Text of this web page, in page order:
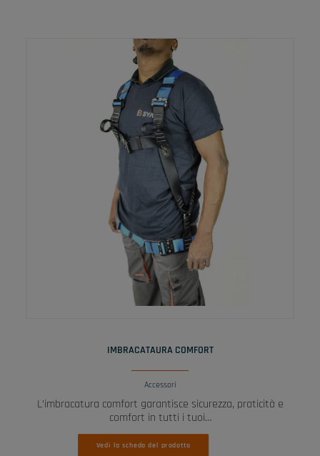
IMBRACATAURA COMFORT
Accessori
L’imbracatura comfort garantisce sicurezza, praticità e
comfort in tutti i tuoi…
Vedi la scheda del prodotto